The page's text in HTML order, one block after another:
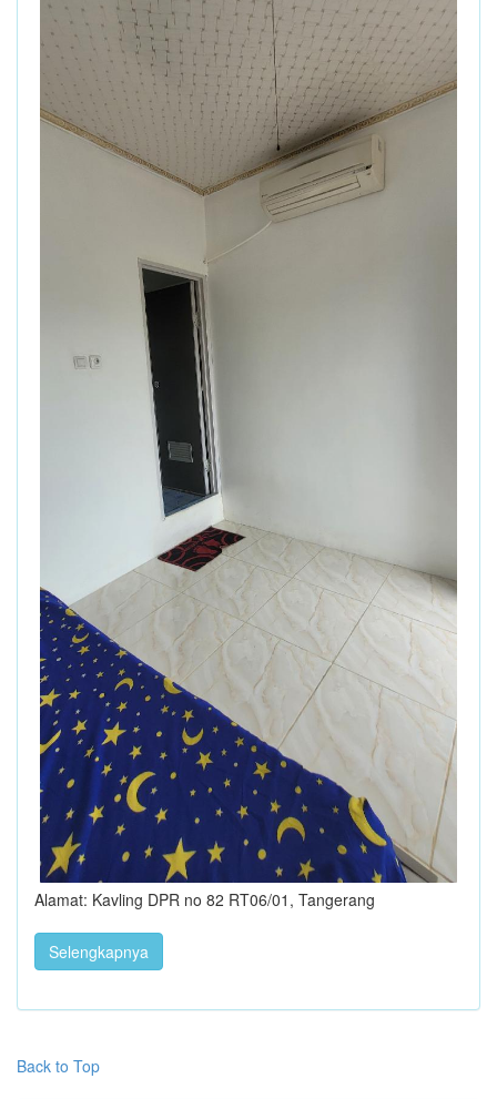
Alamat: Kavling DPR no 82 RT06/01, Tangerang
Selengkapnya
Back to Top